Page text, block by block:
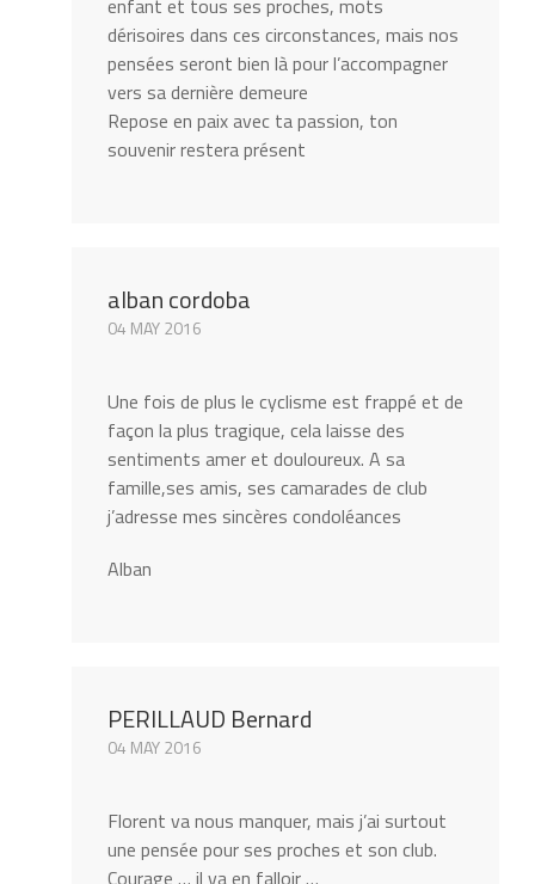
enfant et tous ses proches, mots
dérisoires dans ces circonstances, mais nos
pensées seront bien là pour l’accompagner
vers sa dernière demeure
Repose en paix avec ta passion, ton
souvenir restera présent
alban cordoba
04 MAY 2016
Une fois de plus le cyclisme est frappé et de
façon la plus tragique, cela laisse des
sentiments amer et douloureux. A sa
famille,ses amis, ses camarades de club
j’adresse mes sincères condoléances
Alban
PERILLAUD Bernard
04 MAY 2016
Florent va nous manquer, mais j’ai surtout
une pensée pour ses proches et son club.
Courage … il va en falloir …